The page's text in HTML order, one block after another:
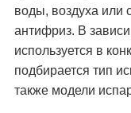
воды, воздуха или
антифриз. В
используется в
подбирается тип
также модели